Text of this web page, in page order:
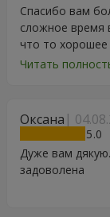
Спасибо вам
сложное время
что то хорошее
порадоваться
Читать
Оксана
5
Дуже вам
задоволена